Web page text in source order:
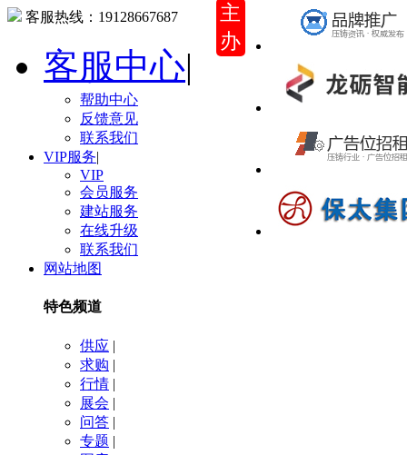
客服热线： 19128667687
客服中心|
帮助中心
反馈意见
联系我们
VIP服务|
VIP
会员服务
建站服务
在线升级
联系我们
网站地图
特色频道
供应 |
求购 |
行情 |
展会 |
问答 |
专题 |
主
办